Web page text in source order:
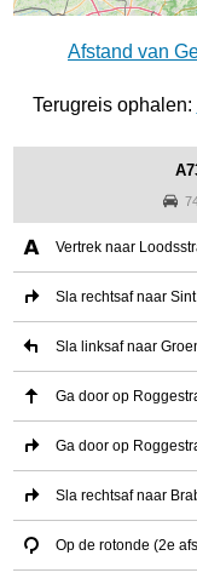
Afstand van
Terugreis ophalen:
Vertrek naar
Sla rechtsaf naar
Sla linksaf naar
Ga door op
Ga door op
Sla rechtsaf naar
Op de rotonde (2e